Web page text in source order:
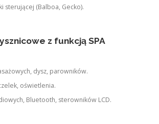
sterującej (Balboa, Gecko).
z funkcją SPA
dysz, parowników.
oświetlenia.
Bluetooth, sterowników LCD.